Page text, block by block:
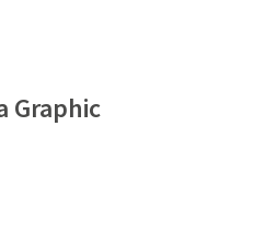
Graphic